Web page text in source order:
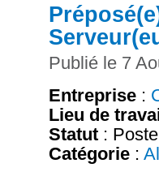
Publié le 7
Entreprise :
Lieu de
Statut :
Catégorie :